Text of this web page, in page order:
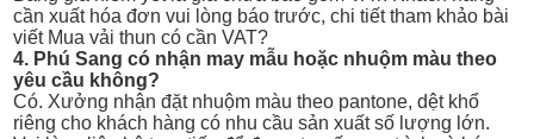
cần xuất hóa đơn vui lòng báo trước, chi tiết tham khảo bài
viết Mua vải thun có cần VAT?
4. Phú Sang có nhận may mẫu hoặc nhuộm màu theo
yêu cầu không?
Có. Xưởng nhận đặt nhuộm màu theo pantone, dệt khổ
riêng cho khách hàng có nhu cầu sản xuất số lượng lớn.